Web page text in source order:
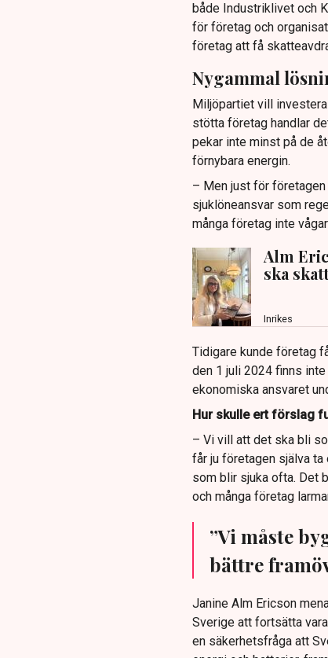
både Industriklivet och
för företag och
företag att få
Nygammal
Miljöpartiet vill
stötta företag handlar
pekar inte minst på de
förnybara energin.
– Men just för
sjuklöneansvar som
många företag inte
Alm
ska
Inrikes
Tidigare kunde företag
den 1 juli 2024 finns
ekonomiska ansvaret
Hur skulle ert förslag
– Vi vill att det ska bli
får ju företagen själva
som blir sjuka ofta. Det
och många företag
”Vi måste
bättre
Janine Alm Ericson
Sverige att fortsätta
en säkerhetsfråga att